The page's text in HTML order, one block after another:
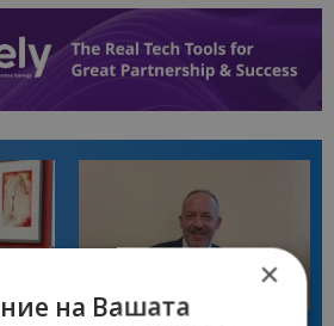
Интервю
×
на Вашата